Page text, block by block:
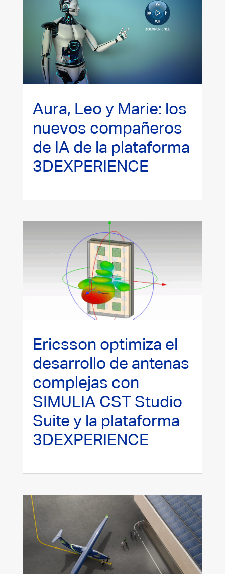
Aura, Leo y Marie: los
nuevos compañeros
de IA de la plataforma
3DEXPERIENCE
Ericsson optimiza el
desarrollo de antenas
complejas con
SIMULIA CST Studio
Suite y la plataforma
3DEXPERIENCE